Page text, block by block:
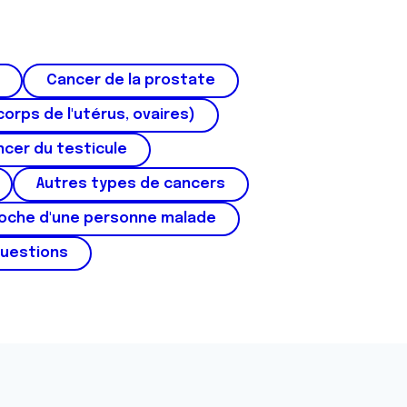
Cancer de la prostate
de l'utérus, ovaires)
du testicule
Autres types de cancers
d'une personne malade